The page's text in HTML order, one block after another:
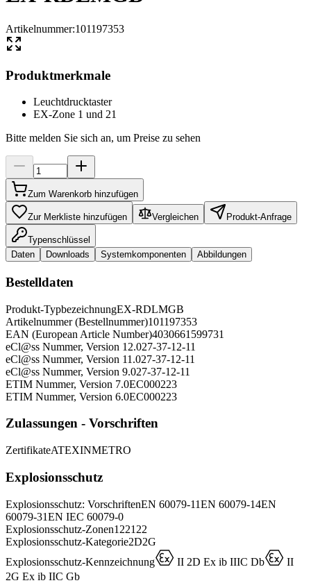
Artikelnummer:101197353
Produktmerkmale
Leuchtdrucktaster
EX-Zone 1 und 21
Bitte melden Sie sich an, um Preise zu sehen
Zum Warenkorb hinzufügen
Zur Merkliste hinzufügen Vergleichen Produkt-Anfrage
Typenschlüssel
Daten
Downloads Systemkomponenten Abbildungen
Bestelldaten
Produkt-TypbezeichnungEX-RDLMGB
Artikelnummer (Bestellnummer)101197353
EAN (European Article Number)4030661599731
eCl@ss Nummer, Version 12.027-37-12-11
eCl@ss Nummer, Version 11.027-37-12-11
eCl@ss Nummer, Version 9.027-37-12-11
ETIM Nummer, Version 7.0EC000223
ETIM Nummer, Version 6.0EC000223
Zulassungen - Vorschriften
ZertifikateATEXINMETRO
Explosionsschutz
Explosionsschutz: VorschriftenEN 60079-11EN 60079-14EN
60079-31EN IEC 60079-0
Explosionsschutz-Zonen1 221 22
Explosionsschutz-Kategorie2D2G
Explosionsschutz-KennzeichnungD II 2D Ex ib IIIC DbD II
2G Ex ib IIC Gb